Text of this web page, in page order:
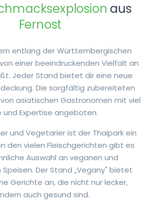
aus
Fernost
entlang der Württembergischen
einer beeindruckenden Vielfalt an
Jeder Stand bietet dir eine neue
Die sorgfältig zubereiteten
asiatischen Gastronomen mit viel
und Expertise angeboten.
und Vegetarier ist der Thaipark ein
den vielen Fleischgerichten gibt es
Auswahl an veganen und
Der Stand „Vegany" bietet
Gerichte an, die nicht nur lecker,
auch gesund sind.